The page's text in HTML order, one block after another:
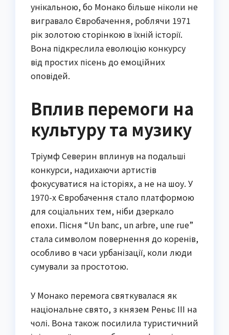
унікальною, бо Монако більше ніколи не
вигравало Євробачення, роблячи 1971
рік золотою сторінкою в їхній історії.
Вона підкреслила еволюцію конкурсу
від простих пісень до емоційних
оповідей.
Вплив перемоги на
культуру та музику
Тріумф Северин вплинув на подальші
конкурси, надихаючи артистів
фокусуватися на історіях, а не на шоу. У
1970-х Євробачення стало платформою
для соціальних тем, ніби дзеркало
епохи. Пісня “Un banc, un arbre, une rue”
стала символом повернення до коренів,
особливо в часи урбанізації, коли люди
сумували за простотою.
У Монако перемога святкувалася як
національне свято, з князем Реньє III на
чолі. Вона також посилила туристичний